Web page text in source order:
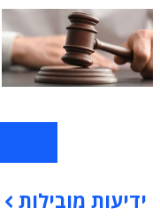
תוכן פרסומי
ידיעות מובילות